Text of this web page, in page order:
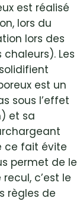
est réalisé
lors du
lors des
Les
est un
sous l’effet
et sa
ce fait évite
permet de le
c’est le
règles de